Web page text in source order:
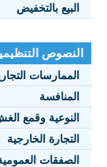
البيع بالتخفيض
النصوص
الممارسات
المنافسة
النوعية وقمع
التجارة الخارجية
الصفقات